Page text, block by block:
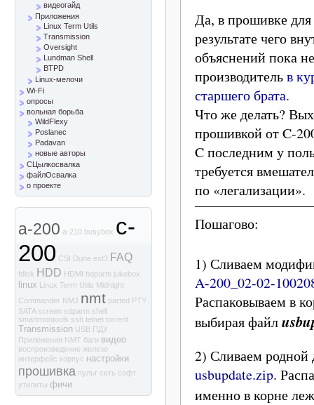
Да, в прошивке
результате чего
объяснений пока
производительв
старшего брата.
Что же делать?
прошивкой от C-
C последним у
требуется
по «легализации».
Пошагово:
1) Сливаем
A-200_02-02-
Распаковываем в
выбирая файл
2) Сливаем родной
usbupdate.zip.
именно в корне
видеогайд
Приложения
Linux Term Utils
Transmission
Oversight
Lundman Shell
BTPD
Linux-мелочи
Wi-Fi
опросы
вольная борьба
WildFlexy
Poslanec
Padavan
новые авторы
СЦылкосвалка
файлОсвалка
о проекте
a-200 a-210 busybox c-
200 CSI Dune ext3 FAQ
fdisk HDD HDMI hdparm jukebox
linux Linux Term Utils Midnight
Commander NMJ nmt parted PTY
SATA screen sdparm shell
smartmontools ssh telnet torrent
Transmission USB ПДУ
Приложения NMT баги видео
воспроизведение железо
интерфейс корпус настройки
прошивка пульт сеть софт
утилиты фичи